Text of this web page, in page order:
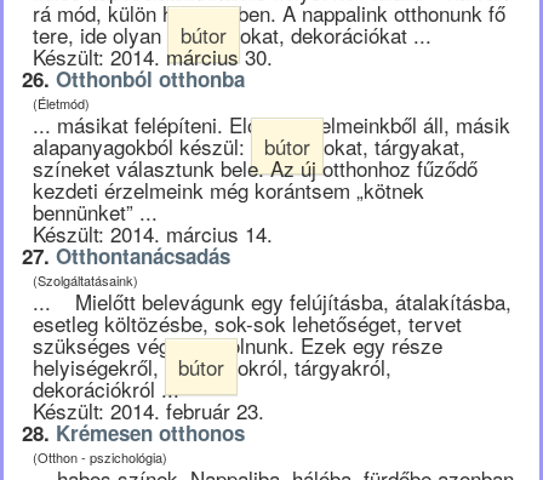
rá mód, külön helyiségben. A nappalink otthonunk fő
tere, ide olyan bútor okat, dekorációkat ...
Készült: 2014. március 30.
26. Otthonból otthonba
(Életmód)
... másikat felépíteni. Előbbi érzelmeinkből áll, másik
alapanyagokból készül: bútor okat, tárgyakat,
színeket választunk bele. Az új otthonhoz fűződő
kezdeti érzelmeink még korántsem „kötnek
bennünket” ...
Készült: 2014. március 14.
27. Otthontanácsadás
(Szolgáltatásaink)
... Mielőtt belevágunk egy felújításba, átalakításba,
esetleg költözésbe, sok-sok lehetőséget, tervet
szükséges végiggondolnunk. Ezek egy része
helyiségekről, bútor okról, tárgyakról,
dekorációkról ...
Készült: 2014. február 23.
28. Krémesen otthonos
(Otthon - pszichológia)